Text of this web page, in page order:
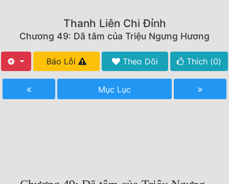
Tất Cả
Hoàn Thành
Thanh Liên Chi Đỉnh
Chương 49: Dã tâm của Triệu Ngưng Hương
Báo Lỗi Theo Dõi Thích (0)
Mục Lục